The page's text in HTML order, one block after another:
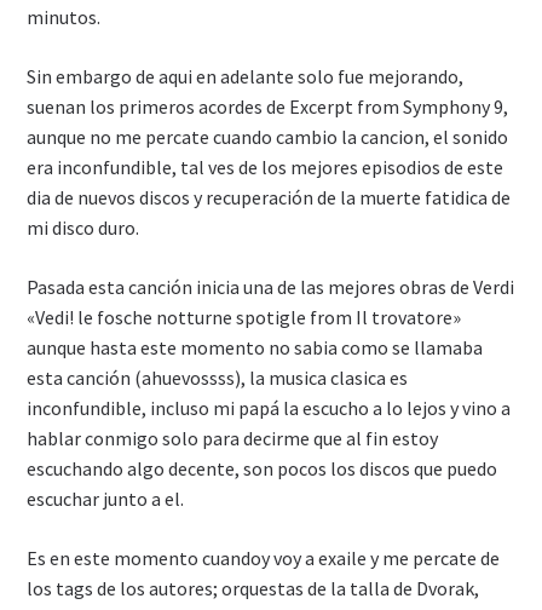
minutos.
Sin embargo de aqui en adelante solo fue mejorando,
suenan los primeros acordes de Excerpt from Symphony 9,
aunque no me percate cuando cambio la cancion, el sonido
era inconfundible, tal ves de los mejores episodios de este
dia de nuevos discos y recuperación de la muerte fatidica de
mi disco duro.
Pasada esta canción inicia una de las mejores obras de Verdi
«Vedi! le fosche notturne spotigle from Il trovatore»
aunque hasta este momento no sabia como se llamaba
esta canción (ahuevossss), la musica clasica es
inconfundible, incluso mi papá la escucho a lo lejos y vino a
hablar conmigo solo para decirme que al fin estoy
escuchando algo decente, son pocos los discos que puedo
escuchar junto a el.
Es en este momento cuandoy voy a exaile y me percate de
los tags de los autores; orquestas de la talla de Dvorak,